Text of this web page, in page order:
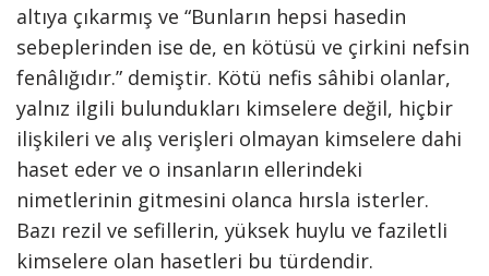
altıya çıkarmış ve “Bunların hepsi hasedin
sebeplerinden ise de, en kötüsü ve çirkini nefsin
fenâlığıdır.” demiştir. Kötü nefis sâhibi olanlar,
yalnız ilgili bulundukları kimselere değil, hiçbir
ilişkileri ve alış verişleri olmayan kimselere dahi
haset eder ve o insanların ellerindeki
nimetlerinin gitmesini olanca hırsla isterler.
Bazı rezil ve sefillerin, yüksek huylu ve faziletli
kimselere olan hasetleri bu türdendir.